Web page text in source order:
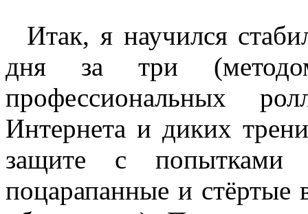
Итак, я научился
дня за три
профессиональных
Интернета и диких
защите с попытками
поцарапанные и стёртые